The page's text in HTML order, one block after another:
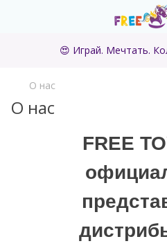
😍 Играй. Мечтать.
О нас
О нас
FREE